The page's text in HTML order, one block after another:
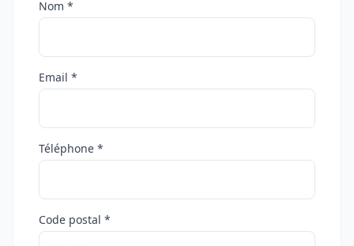
Nom *
Email *
Téléphone *
Code postal *